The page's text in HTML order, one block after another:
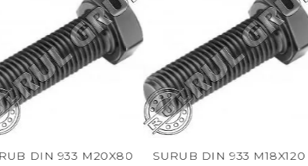
DIN 933 M20X80
SURUB DIN 933 M18X120